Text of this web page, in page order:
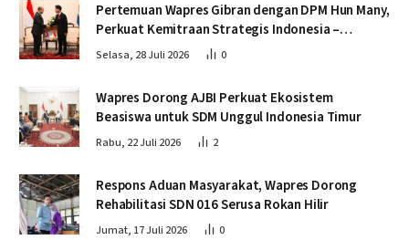
Pertemuan Wapres Gibran dengan DPM Hun Many,
Perkuat Kemitraan Strategis Indonesia –
Kamboja
Selasa, 28 Juli 2026 0
Wapres Dorong AJBI Perkuat Ekosistem
Beasiswa untuk SDM Unggul Indonesia Timur
Rabu, 22 Juli 2026 2
Respons Aduan Masyarakat, Wapres Dorong
Rehabilitasi SDN 016 Serusa Rokan Hilir
Jumat, 17 Juli 2026 0